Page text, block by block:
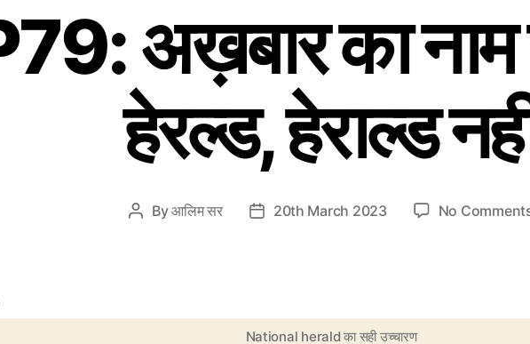
अख़बार का
हेरल्ड, हेराल्ड
Post
Byआलिम सर
Post20th March 2023 No
National herald का सही उच्चारण